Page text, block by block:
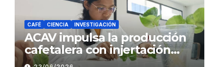
CAFÉ CIENCIA INVESTIGACIÓN
ACAV impulsa la producción
cafetalera con injertación
hipocotiledonaria